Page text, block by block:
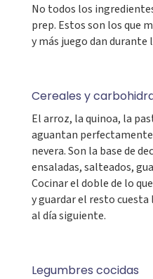
No todos los
prep. Estos son los que
y más juego dan durante
Cereales y
El arroz, la quinoa, la
aguantan
nevera. Son la base de
ensaladas, salteados,
Cocinar el doble de lo
y guardar el resto
al día siguiente.
Legumbres cocidas